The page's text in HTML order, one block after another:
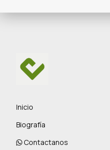
Inicio
Biografía
Contactanos